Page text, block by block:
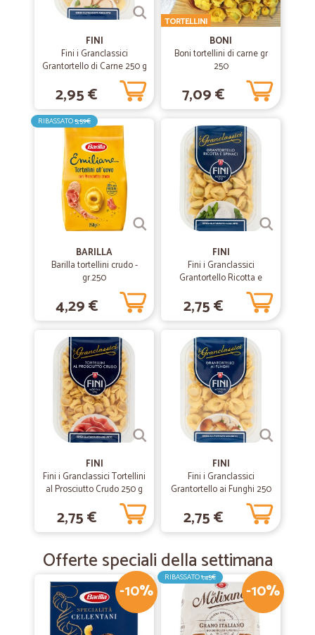
14/05/2019
—Francesco C.
ottimo servizio, veloce ed efficiente. anche il sito web è fatto molto
bene. bravi.
FINI
Fini i Granclassici
Grantortello di Carne 250 g
2,95 €
BONI
Boni tortellini di carne gr
250
TORTELLINI
7,09 €
RIBASSATO5,59€
BARILLA
Barilla tortellini crudo -
gr.250
4,29 €
FINI
Fini i Granclassici
Grantortello Ricotta e
Spinaci 250 g
2,75 €
FINI
Fini i Granclassici Tortellini
al Prosciutto Crudo 250 g
2,75 €
FINI
Fini i Granclassici
Grantortello ai Funghi 250
2,75 €
Offerte speciali della settimana
-10% -10%
RIBASSATO1,45€